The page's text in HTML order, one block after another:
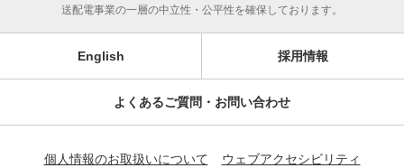
送配電事業の一層の中立性・公平性を確保しております。
English 採用情報
よくあるご質問・お問い合わせ
個人情報のお取扱いについて
ウェブアクセシビリティ